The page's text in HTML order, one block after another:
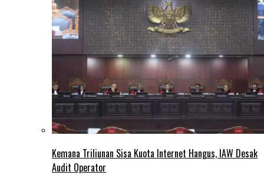
Kemana Triliunan Sisa Kuota Internet Hangus, IAW Desak
Audit Operator